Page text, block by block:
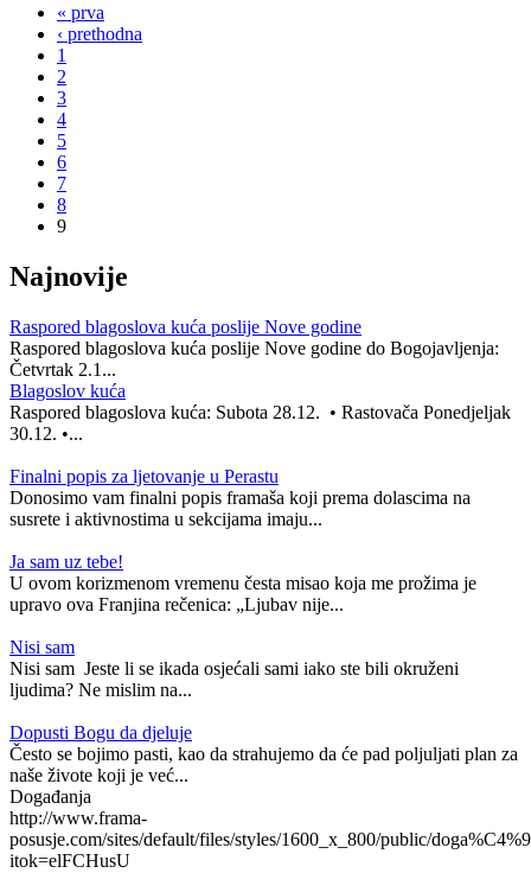
« prva
‹ prethodna
1
2
3
4
5
6
7
8
9
Najnovije
Raspored blagoslova kuća poslije Nove godine
Raspored blagoslova kuća poslije Nove godine do Bogojavljenja:
Četvrtak 2.1...
Blagoslov kuća
Raspored blagoslova kuća: Subota 28.12. • Rastovača Ponedjeljak
30.12. •...
Finalni popis za ljetovanje u Perastu
Donosimo vam finalni popis framaša koji prema dolascima na
susrete i aktivnostima u sekcijama imaju...
Ja sam uz tebe!
U ovom korizmenom vremenu česta misao koja me prožima je
upravo ova Franjina rečenica: „Ljubav nije...
Nisi sam
Nisi sam Jeste li se ikada osjećali sami iako ste bili okruženi
ljudima? Ne mislim na...
Dopusti Bogu da djeluje
Često se bojimo pasti, kao da strahujemo da će pad poljuljati plan za
naše živote koji je već...
Događanja
http://www.frama-
posusje.com/sites/default/files/styles/1600_x_800/public/
itok=elFCHusU